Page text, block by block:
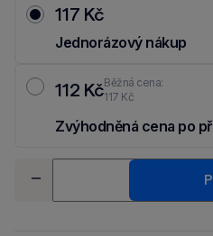
117 Kč
Jednorázový nákup
112 KčBěžná cena:
117 Kč
Zvýhodněná cena po
-